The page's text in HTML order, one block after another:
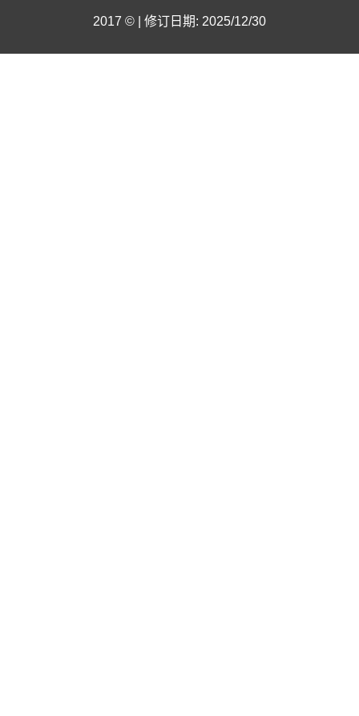
2017 © | 修订日期: 2025/12/30